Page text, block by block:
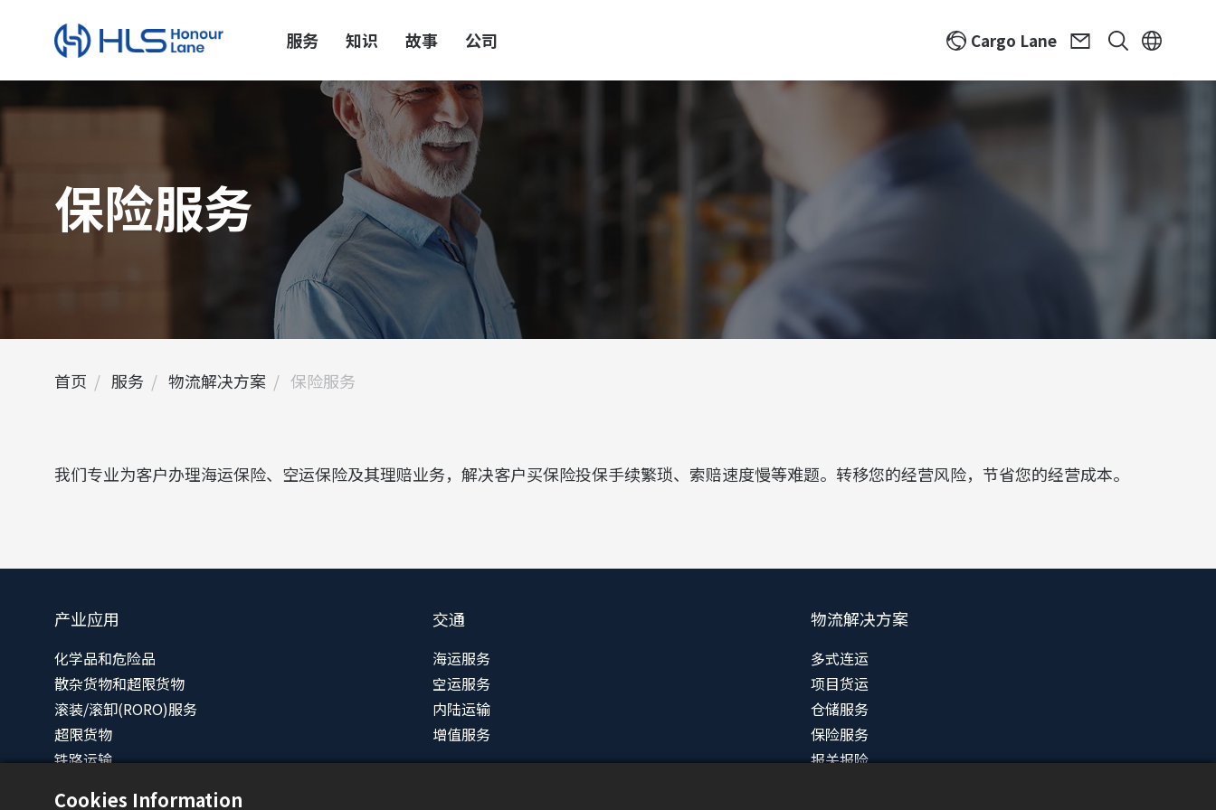
服务 知识 故事 公司 Cargo Lane
保险服务
首页 服务 物流解决方案 保险服务
我们专业为客户办理海运保险、空运保险及其理赔业务，解决客户买保险投保手续繁琐、索赔速度慢等难题。转移您的经营风险，节省您的经营成本。
产业应用
化学品和危险品
散杂货物和超限货物
滚装/滚卸(RORO)服务
超限货物
铁路运输
交通
海运服务
空运服务
内陆运输
增值服务
物流解决方案
多式连运
项目货运
仓储服务
保险服务
报关报险
Cookies Information